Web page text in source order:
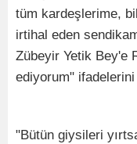
tüm kardeşlerime,
irtihal eden
Zübeyir Yetik Bey'e
ediyorum" ifadelerini
"Bütün giysileri